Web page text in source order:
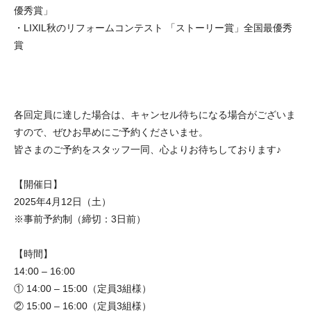
優秀賞」
・LIXIL秋のリフォームコンテスト 「ストーリー賞」全国最優秀
賞
各回定員に達した場合は、キャンセル待ちになる場合がございま
すので、ぜひお早めにご予約くださいませ。
皆さまのご予約をスタッフ一同、心よりお待ちしております♪
【開催日】
2025年4月12日（土）
※事前予約制（締切：3日前）
【時間】
14:00 – 16:00
① 14:00 – 15:00（定員3組様）
② 15:00 – 16:00（定員3組様）